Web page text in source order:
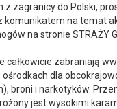
z zagranicy do Polski,
komunikatem na temat
na stronie STRAŻY
całkowicie zabraniają
dla
broni i narkotyków.
jest wysokimi